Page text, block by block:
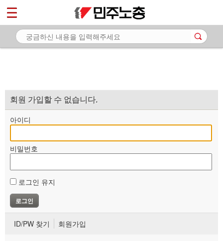
회원 가입할 수 없습니다.
아이디
비밀번호
로그인 유지
ID/PW 찾기 회원가입
마이페이지
소개
자료
부설기관